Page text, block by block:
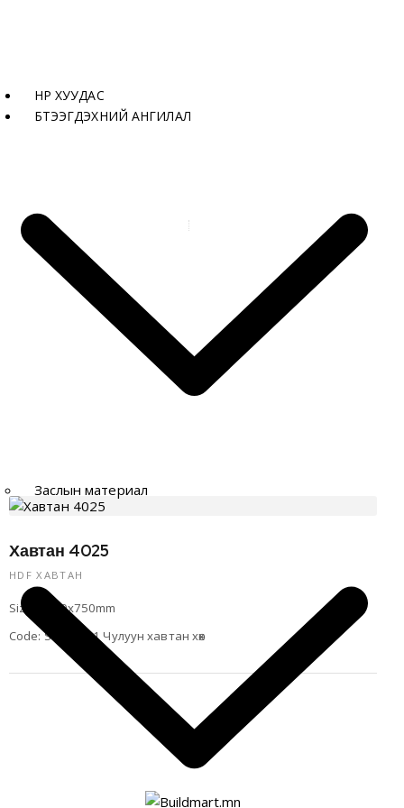
НҮҮР ХУУДАС
БҮТЭЭГДЭХҮҮНИЙ АНГИЛАЛ
Заслын материал
Бүтээгдэхүүнүүд Хавтан 4025
Хавтан 4025
HDF ХАВТАН
Size: 1500x750mm
Code: SLS75021 Чулуун хавтан хөх